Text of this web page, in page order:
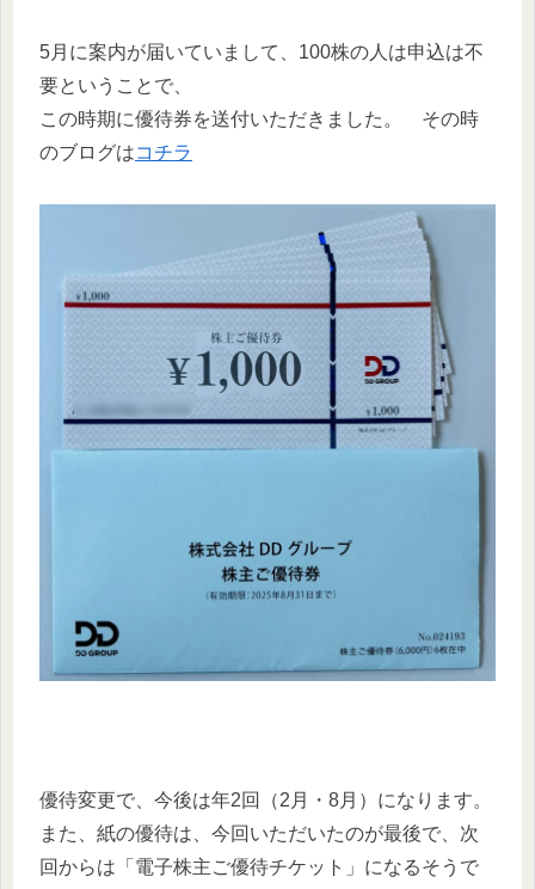
5月に案内が届いていまして、100株の人は申込は不
要ということで、
この時期に優待券を送付いただきました。 その時
のブログはコチラ
優待変更で、今後は年2回（2月・8月）になります。
また、紙の優待は、今回いただいたのが最後で、次
回からは「電子株主ご優待チケット」になるそうで